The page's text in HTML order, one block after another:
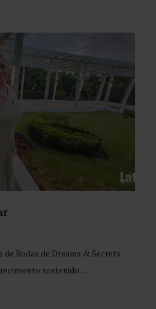
de Bodas de Dreams & Secrets
sostenido …